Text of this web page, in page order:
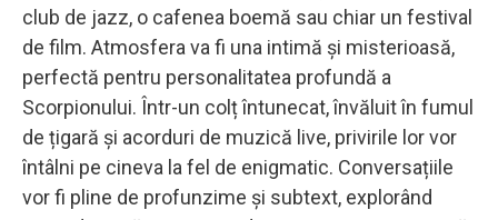
club de jazz, o cafenea boemă sau chiar un festival
de film. Atmosfera va fi una intimă și misterioasă,
perfectă pentru personalitatea profundă a
Scorpionului. Într-un colț întunecat, învăluit în fumul
de țigară și acorduri de muzică live, privirile lor vor
întâlni pe cineva la fel de enigmatic. Conversațiile
vor fi pline de profunzime și subtext, explorând